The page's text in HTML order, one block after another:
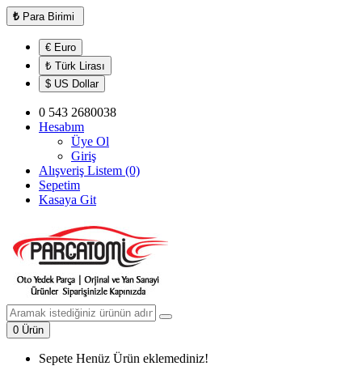
₺ Para Birimi
€ Euro
₺ Türk Lirası
$ US Dollar
0 543 2680038
Hesabım
Üye Ol
Giriş
Alışveriş Listem (0)
Sepetim
Kasaya Git
0 Ürün
Sepete Henüz Ürün eklemediniz!